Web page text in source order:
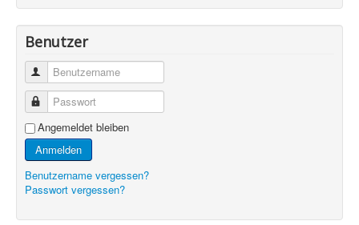
Benutzer
Benutzername
Passwort
Angemeldet bleiben
Anmelden
Benutzername vergessen?
Passwort vergessen?